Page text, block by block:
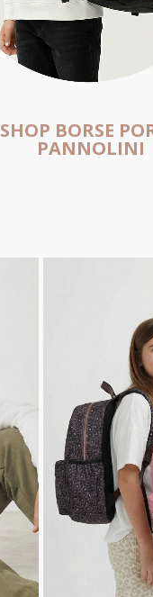
SHOP BORSE
PANNOLINI